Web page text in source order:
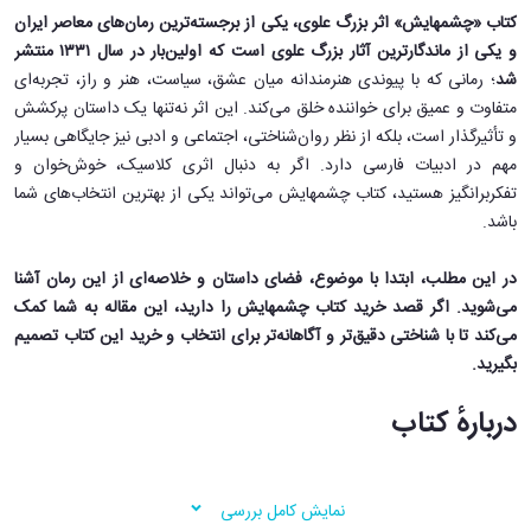
کتاب «چشمهایش» اثر بزرگ علوی، یکی از برجسته‌ترین رمان‌های معاصر ایران
و یکی از ماندگارترین آثار بزرگ علوی است که اولین‌بار در سال ۱۳۳۱ منتشر
شد؛ رمانی که با پیوندی هنرمندانه میان عشق، سیاست، هنر و راز، تجربه‌ای
متفاوت و عمیق برای خواننده خلق می‌کند. این اثر نه‌تنها یک داستان پرکشش
و تأثیرگذار است، بلکه از نظر روان‌شناختی، اجتماعی و ادبی نیز جایگاهی بسیار
مهم در ادبیات فارسی دارد. اگر به دنبال اثری کلاسیک، خوش‌خوان و
تفکربرانگیز هستید، کتاب چشمهایش می‌تواند یکی از بهترین انتخاب‌های شما
باشد.
در این مطلب، ابتدا با موضوع، فضای داستان و خلاصه‌ای از این رمان آشنا
می‌شوید. اگر قصد خرید کتاب چشمهایش را دارید، این مقاله به شما کمک
می‌کند تا با شناختی دقیق‌تر و آگاهانه‌تر برای انتخاب و خرید این کتاب تصمیم
بگیرید.
درباره‌ٔ کتاب
استاد ماکان است، تلاش می‌کند راز زندگی شخصی این نقاش مشهور را کشف
نمایش کامل بررسی